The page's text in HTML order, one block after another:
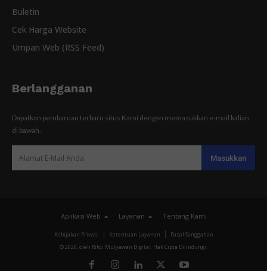
Buletin
Cek Harga Website
Umpan Web (RSS Feed)
Berlangganan
Dapatkan pembaruan terbaru situs Kami dengan memasukkan e-mail kalian
di bawah.
Aplikasi Web Layanan Tentang Kami
Kebijakan Privasi Ketentuan Layanan
Pasal Sanggahan
© 2026, oleh Rifqi Mulyawan Digital. Hak Cipta Dilindungi.